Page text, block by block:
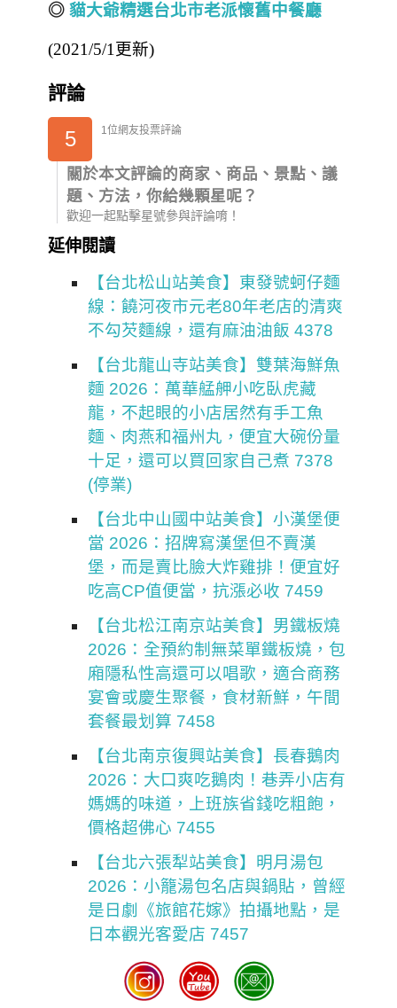
◎ 貓大爺精選台北市老派懷舊中餐廳
(2021/5/1更新)
評論
5 1位網友投票評論
關於本文評論的商家、商品、景點、議
題、方法，你給幾顆星呢？
歡迎一起點擊星號參與評論唷！
延伸閱讀
【台北松山站美食】東發號蚵仔麵
線：饒河夜市元老80年老店的清爽
不勾芡麵線，還有麻油油飯 4378
【台北龍山寺站美食】雙葉海鮮魚
麵 2026：萬華艋舺小吃臥虎藏
龍，不起眼的小店居然有手工魚
麵、肉燕和福州丸，便宜大碗份量
十足，還可以買回家自己煮 7378
(停業)
【台北中山國中站美食】小漢堡便
當 2026：招牌寫漢堡但不賣漢
堡，而是賣比臉大炸雞排！便宜好
吃高CP值便當，抗漲必收 7459
【台北松江南京站美食】男鐵板燒
2026：全預約制無菜單鐵板燒，包
廂隱私性高還可以唱歌，適合商務
宴會或慶生聚餐，食材新鮮，午間
套餐最划算 7458
【台北南京復興站美食】長春鵝肉
2026：大口爽吃鵝肉！巷弄小店有
媽媽的味道，上班族省錢吃粗飽，
價格超佛心 7455
【台北六張犁站美食】明月湯包
2026：小籠湯包名店與鍋貼，曾經
是日劇《旅館花嫁》拍攝地點，是
日本觀光客愛店 7457